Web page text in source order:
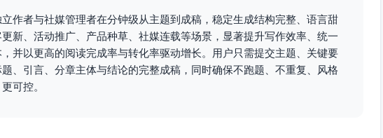
作者与社媒管理者在分钟级从主题到成稿，稳定生成结构完整、语言甜
新、活动推广、产品种草、社媒连载等场景，显著提升写作效率、统一
并以更高的阅读完成率与转化率驱动增长。用户只需提交主题、关键要
、引言、分章主体与结论的完整成稿，同时确保不跑题、不重复、风格
可控。